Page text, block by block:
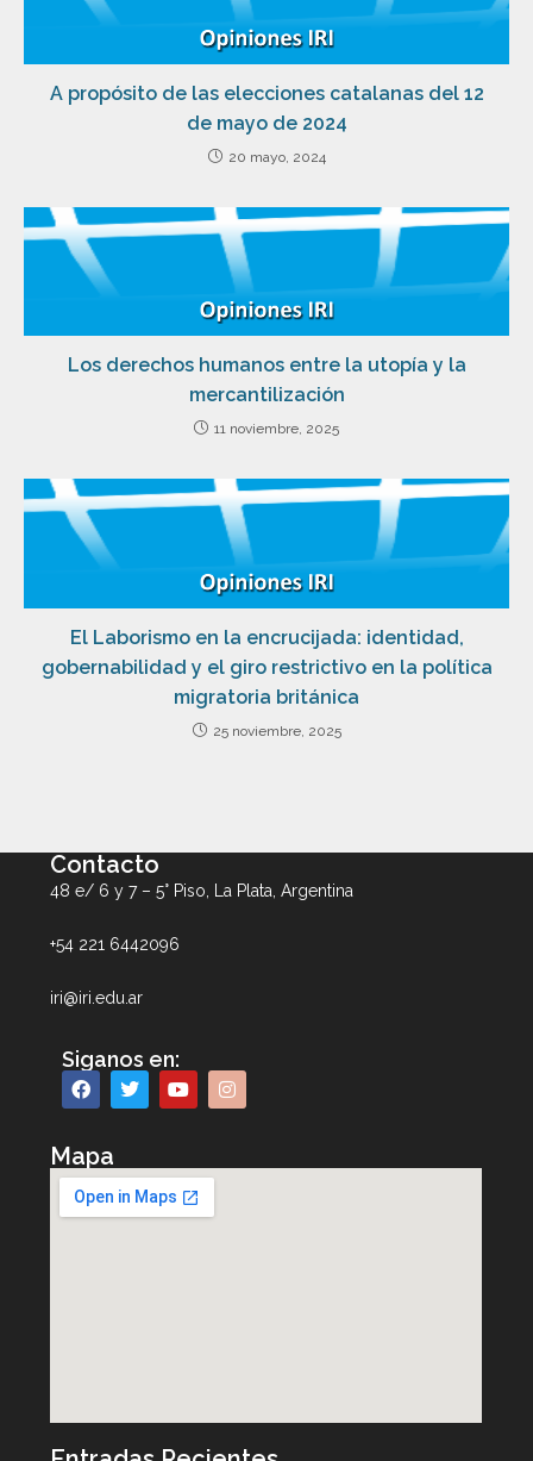
A propósito de las elecciones catalanas del 12
de mayo de 2024
20 mayo, 2024
Los derechos humanos entre la utopía y la
mercantilización
11 noviembre, 2025
El Laborismo en la encrucijada: identidad,
gobernabilidad y el giro restrictivo en la política
migratoria británica
25 noviembre, 2025
Contacto
48 e/ 6 y 7 – 5° Piso, La Plata, Argentina
+54 221 6442096
iri@iri.edu.ar
Siganos en:
Mapa